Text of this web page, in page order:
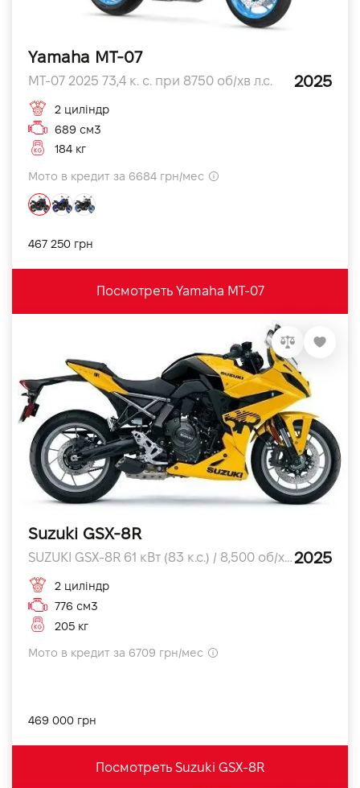
Yamaha MT-07
MT-07 2025 73,4 к. с. при 8750 об/хв л.с. 2025
2 циліндр
689 см3
184 кг
Мото в кредит за 6684 грн/мес
467 250 грн
Посмотреть Yamaha MT-07
Suzuki GSX-8R
SUZUKI GSX-8R 61 кВт (83 к.с.) / 8,500 об/хв л.с.2025
2 циліндр
776 см3
205 кг
Мото в кредит за 6709 грн/мес
469 000 грн
Посмотреть Suzuki GSX-8R